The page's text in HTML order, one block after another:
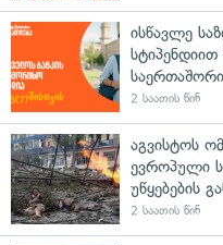
ისწავლე
2 საათის წინ
აგვისტოს
ევროპული
უწყებების
2 საათის წინ